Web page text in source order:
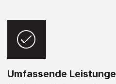
Umfassende